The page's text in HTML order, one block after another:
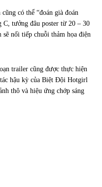
có thể “đoán già đoán
tưởng đâu poster từ 20 – 30
nối tiếp chuỗi thảm họa điện
trailer cũng được thực hiện
hậu kỳ của Biệt Đội Hotgirl
thô và hiệu ứng chớp sáng